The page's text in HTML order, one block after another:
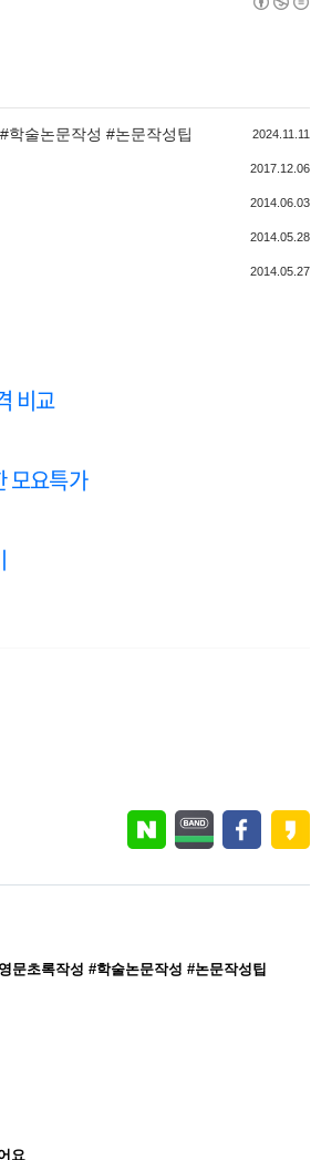
학술논문작성 #논문작성팁 2024.11.11
2017.12.06
2014.06.03
2014.05.28
2014.05.27
비교
모요특가
문초록작성 #학술논문작성 #논문작성팁
요